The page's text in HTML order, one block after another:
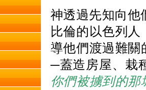
神透過先知向他
比倫的以色列
導他們渡過難關
─蓋造房屋、栽
你們被擄到的那